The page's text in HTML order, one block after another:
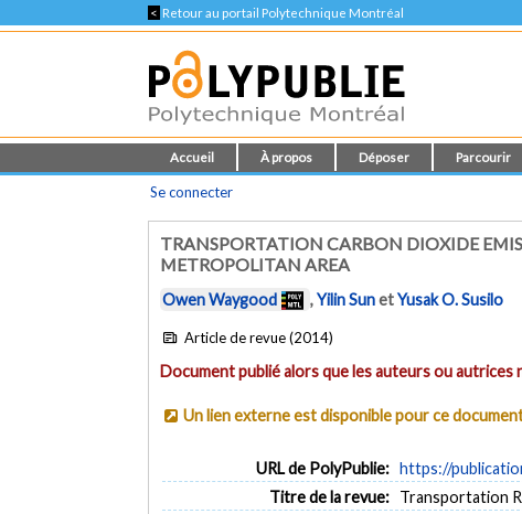
< Retour au portail Polytechnique Montréal
Accueil À propos Déposer Parcourir
Se connecter
TRANSPORTATION CARBON DIOXIDE
METROPOLITAN AREA
Owen Waygood ,Yilin SunetYusak O. Susilo
Article de revue (2014)
Document publié alors que les auteurs ou
Un lien externe est disponible pour ce
URL de PolyPublie: https://
Titre de la revue: Transportation